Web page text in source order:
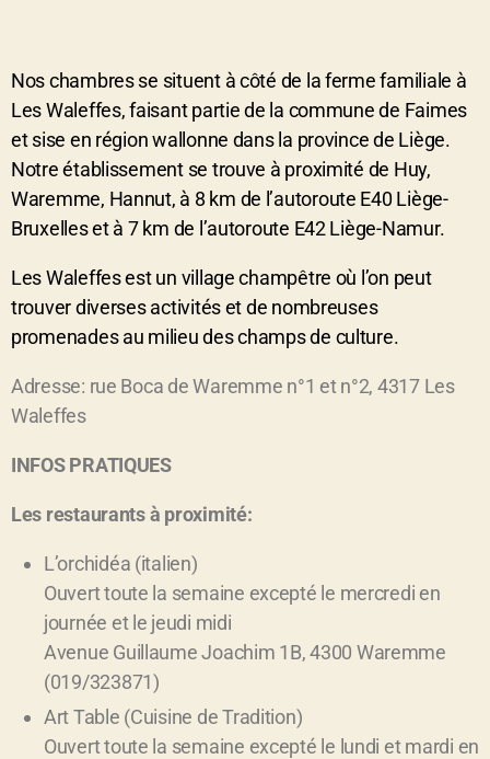
Nos chambres se situent à côté de la ferme familiale à
Les Waleffes, faisant partie de la commune de Faimes
et sise en région wallonne dans la province de Liège.
Notre établissement se trouve à proximité de Huy,
Waremme, Hannut, à 8 km de l’autoroute E40 Liège-
Bruxelles et à 7 km de l’autoroute E42 Liège-Namur.
Les Waleffes est un village champêtre où l’on peut
trouver diverses activités et de nombreuses
promenades au milieu des champs de culture.
Adresse: rue Boca de Waremme n°1 et n°2, 4317 Les
Waleffes
INFOS PRATIQUES
Les restaurants à proximité:
L’orchidéa (italien)
Ouvert toute la semaine excepté le mercredi en
journée et le jeudi midi
Avenue Guillaume Joachim 1B, 4300 Waremme
(019/323871)
Art Table (Cuisine de Tradition)
Ouvert toute la semaine excepté le lundi et mardi en